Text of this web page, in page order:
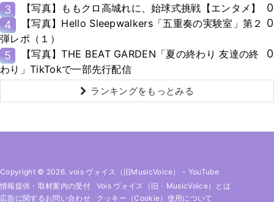
3 【写真】ももクロ高城れに、始球式挑戦【エンタメ】
0
4
【写真】Hello Sleepwalkers「五重奏の実験室」第２
弾レポ（１）
0
5
【写真】THE BEAT GARDEN「夏の終わり 友達の終
わり」TikTokで一部先行配信
0
ランキングをもっとみる
Copyright © 2026. vois ヴォイス（旧MusicVoice） - YouTube
情報提供・取材案内の受付
Vois ヴォイス（旧・MusicVoice）とは
広告に関するお問い合わせ
クッキー（cookie）使用について